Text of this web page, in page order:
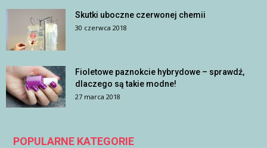
Skutki uboczne czerwonej chemii
30 czerwca 2018
Fioletowe paznokcie hybrydowe – sprawdź,
dlaczego są takie modne!
27 marca 2018
POPULARNE KATEGORIE